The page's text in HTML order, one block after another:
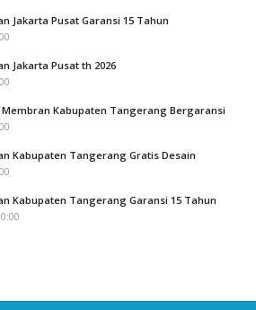
Jakarta Pusat Garansi 15 Tahun
Jakarta Pusat th 2026
Membran Kabupaten Tangerang Bergaransi
Kabupaten Tangerang Gratis Desain
Kabupaten Tangerang Garansi 15 Tahun